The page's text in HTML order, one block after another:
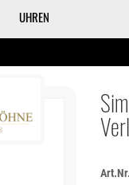
KONTO
UHREN